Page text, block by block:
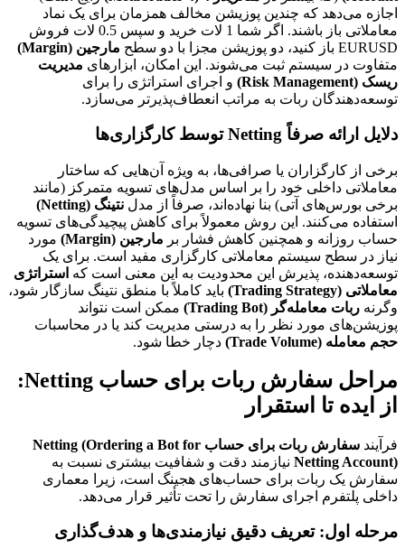
اجازه می‌دهد که چندین پوزیشن مخالف همزمان برای یک نماد
معاملاتی باز باشند. اگر شما 1 لات خرید و سپس 0.5 لات فروش
EURUSD باز کنید، دو پوزیشن مجزا با دو سطح
مارجین (Margin)
متفاوت در سیستم ثبت می‌شوند. این امکان، ابزارهای مدیریت
ریسک (Risk Management)
و اجرای استراتژی را برای
توسعه‌دهندگان ربات به مراتب انعطاف‌پذیرتر می‌سازد.
دلایل ارائه صرفاً Netting توسط کارگزاری‌ها
برخی از کارگزاران یا صرافی‌ها، به ویژه آن‌هایی که ساختار
معاملاتی داخلی خود را بر اساس مدل‌های تسویه متمرکز (مانند
برخی بورس‌های آتی) بنا نهاده‌اند، صرفاً از مدل نتینگ (Netting)
استفاده می‌کنند. این روش معمولاً برای کاهش پیچیدگی‌های تسویه
حساب روزانه و همچنین کاهش فشار بر مارجین (Margin)
مورد
نیاز در سطح سیستم معاملاتی کارگزاری مفید است. برای یک
توسعه‌دهنده، پذیرش این محدودیت به این معنی است که استراتژی
معاملاتی (Trading Strategy)
باید کاملاً با منطق نتینگ سازگار شود،
وگرنه ربات معامله‌گر (Trading Bot)
ممکن است نتواند
پوزیشن‌های مورد نظر را به درستی مدیریت کند یا در محاسبات
حجم معامله (Trade Volume)
دچار خطا شود.
مراحل سفارش ربات برای حساب Netting:
از ایده تا استقرار
فرآیند
سفارش ربات برای حساب Netting (Ordering a Bot for
Netting Account) نیازمند دقت و شفافیت بیشتری نسبت به
سفارش یک ربات برای حساب‌های هجینگ است، زیرا معماری
داخلی پلتفرم اجرای سفارش را تحت تأثیر قرار می‌دهد.
مرحله اول: تعریف دقیق نیازمندی‌ها و هدف‌گذاری